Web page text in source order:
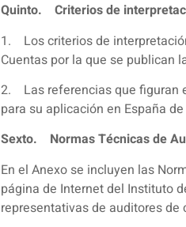
Quinto. Criterios de
1. Los criterios de
Cuentas por la que se publican
2. Las referencias que figuran
para su aplicación en España
Sexto. Normas Técnicas de
En el Anexo se incluyen las
página de Internet del Instituto
representativas de auditores